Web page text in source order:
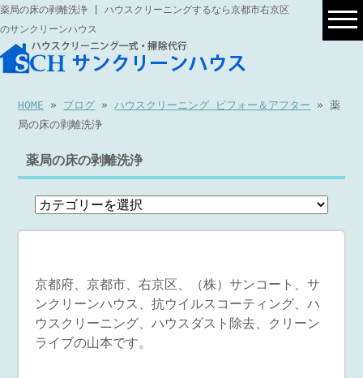
薬局の床の剥離洗浄 | ハウスクリーニングするなら京都市右京区
のサンクリーンハウス
HOME » ブログ »ハウスクリーニング ビフォー＆アフター » 薬
局の床の剥離洗浄
薬局の床の剥離洗浄
京都府、京都市、右京区、（株）サンコート、サ
ンクリーンハウス、抗ウイルスコーティング、ハ
ウスクリーニング、ハウスダスト除去、クリーン
ライブの山本です。